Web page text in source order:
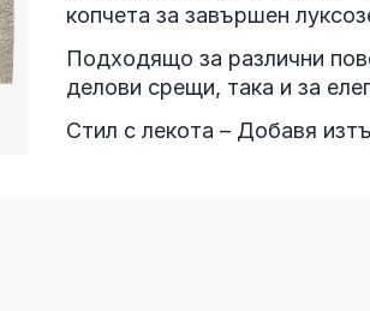
копчета за завършен
Подходящо за различни
делови срещи, така и за
Стил с лекота – Добавя